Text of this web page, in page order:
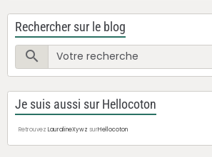
Rechercher sur le blog
Je suis aussi sur Hellocoton
Retrouvez LauralineXywz surHellocoton